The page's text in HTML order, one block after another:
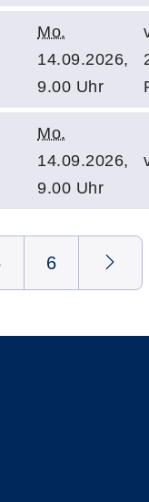
Mo.
14.09.2026,
9.00 Uhr
Mo.
14.09.2026,
9.00 Uhr
6